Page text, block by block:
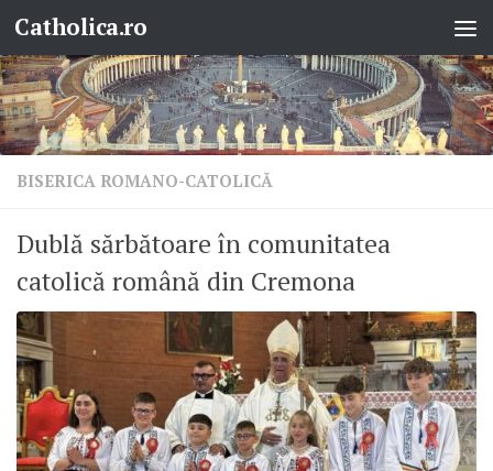
Skip to content
Catholica.ro
BISERICA ROMANO-CATOLICĂ
Dublă sărbătoare în comunitatea
catolică română din Cremona